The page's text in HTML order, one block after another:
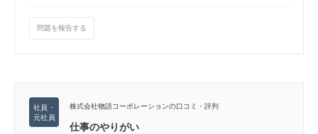
問題を報告する
株式会社物語コーポレーションの口コミ・評判
仕事のやりがい